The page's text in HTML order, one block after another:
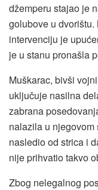
džemperu stajao je
golubove u
intervenciju je
je u stanu pronašla
Muškarac, bivši
uključuje nasilna
zabrana
nalazila u
nasledio od strica i
nije prihvatio takvo
Zbog nelegalnog